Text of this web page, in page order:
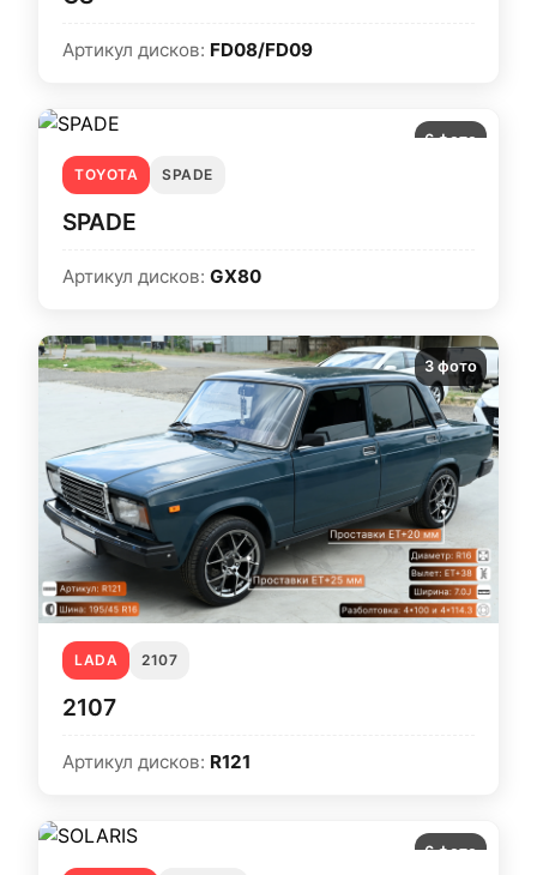
Артикул дисков: FD08/FD09
6 фото
TOYOTA
SPADE
SPADE
Артикул дисков: GX80
3 фото
LADA 2107
2107
Артикул дисков: R121
6 фото